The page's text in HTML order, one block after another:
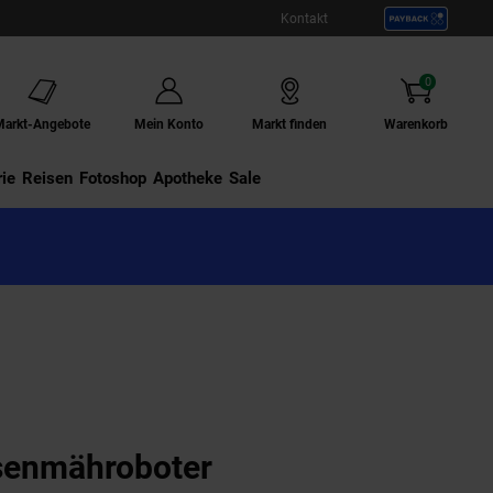
Kontakt
Angebote Mein Konto Markt finden Warenkorb
0
Artikel
Externer Link:
Reisen Externer Link:
Fotoshop Externer Link:
Apotheke Sale